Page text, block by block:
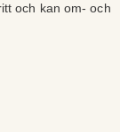
och kan om- och